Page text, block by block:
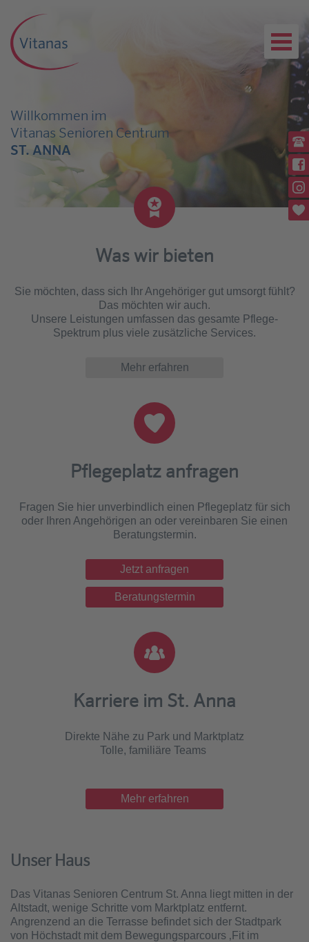
Willkommen im
Vitanas Senioren Centrum
ST. ANNA
Was wir bieten
Sie möchten, dass sich Ihr Angehöriger gut umsorgt fühlt?
Das möchten wir auch.
Unsere Leistungen umfassen das gesamte Pflege-
Spektrum plus viele zusätzliche Services.
Mehr erfahren
Pflegeplatz anfragen
Fragen Sie hier unverbindlich einen Pflegeplatz für sich
oder Ihren Angehörigen an oder vereinbaren Sie einen
Beratungstermin.
Jetzt anfragen
Beratungstermin
Karriere im St. Anna
Direkte Nähe zu Park und Marktplatz
Tolle, familiäre Teams
Mehr erfahren
Unser Haus
Das Vitanas Senioren Centrum St. Anna liegt mitten in der
Altstadt, wenige Schritte vom Marktplatz entfernt.
Angrenzend an die Terrasse befindet sich der Stadtpark
von Höchstadt mit dem Bewegungsparcours ‚Fit im